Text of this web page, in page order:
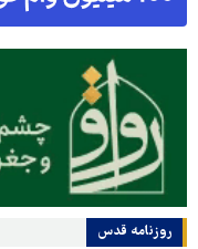
روزنامه قدس